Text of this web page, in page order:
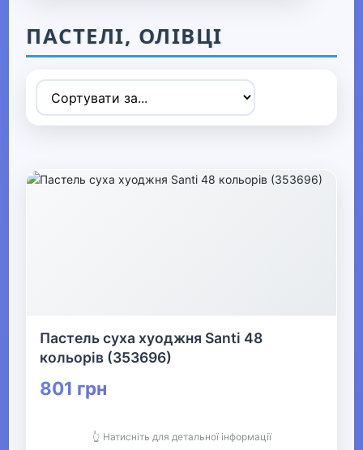
▶ Спорт та захоплення
▶ Товари для дітей
▼
Живопис та графіка
Мольберти, етюдники, палітри
ПАСТЕЛІ, ОЛІВЦІ
Пастель суха хуоджня Santi 48
кольорів (353696)
801 грн
👆 Натисніть для детальної інформації